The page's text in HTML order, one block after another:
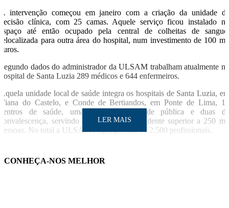
A intervenção começou em janeiro com a criação da unidade de
decisão clínica, com 25 camas. Aquele serviço ficou instalado no
espaço até então ocupado pela central de colheitas de sangue,
relocalizada para outra área do hospital, num investimento de 100 mil
euros.
Segundo dados do administrador da ULSAM trabalham atualmente no
hospital de Santa Luzia 289 médicos e 644 enfermeiros.
Aquela unidade local de saúde integra os hospitais de Santa Luzia, em
Viana do Castelo, e Conde de Bertiandos, em Ponte de Lima, 13
centros de saúde, uma unidade de saúde pública e duas de
convalescença, servindo uma população residente superior a 250 mil
pessoas. No total a ULSAM emprega mais de 2.500 profissionais.
LER MAIS
CONHEÇA-NOS MELHOR